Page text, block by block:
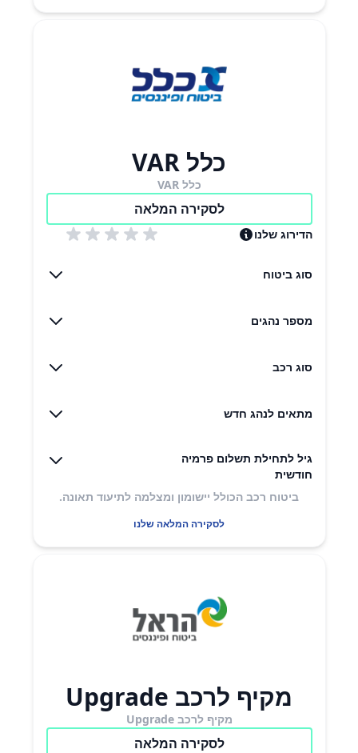
כלל VAR
כלל VAR
לסקירה המלאה
הדירוג שלנו
סוג ביטוח
מספר נהגים
סוג רכב
מתאים לנהג חדש
גיל לתחילת תשלום פרמיה
חודשית
ביטוח רכב הכולל יישומון ומצלמה לתיעוד תאונה.
לסקירה המלאה שלנו
מקיף לרכב Upgrade
מקיף לרכב Upgrade
לסקירה המלאה